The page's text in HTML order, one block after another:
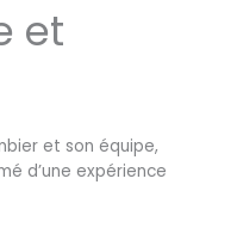
et
et son équipe,
d’une expérience